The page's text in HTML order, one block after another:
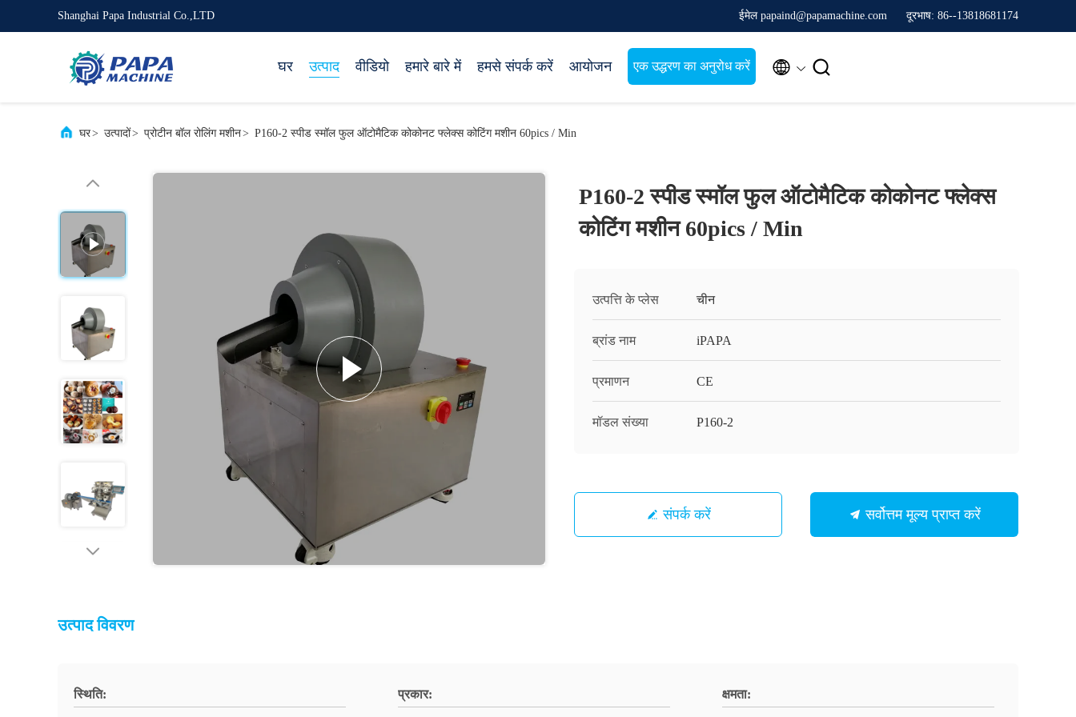
Shanghai Papa Industrial Co.,LTD ईमेल papaind@papamachine.com दूरभाष: 86--13818681174
घर उत्पाद वीडियो हमारे बारे में हमसे संपर्क करें आयोजन एक उद्धरण का अनुरोध करें  
घर> उत्पादों> प्रोटीन बॉल रोलिंग मशीन> P160-2 स्पीड स्मॉल फुल ऑटोमैटिक कोकोनट फ्लेक्स कोटिंग मशीन 60pics / Min
P160-2 स्पीड स्मॉल फुल ऑटोमैटिक कोकोनट फ्लेक्स
कोटिंग मशीन 60pics / Min
उत्पत्ति के प्लेस चीन
ब्रांड नाम iPAPA
प्रमाणन CE
मॉडल संख्या P160-2
संपर्क करें सर्वोत्तम मूल्य प्राप्त करें
उत्पाद विवरण
स्थिति: प्रकार: क्षमता: